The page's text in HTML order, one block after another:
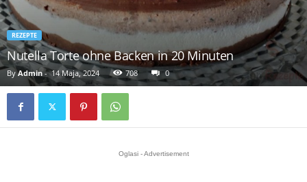
REZEPTE
Nutella Torte ohne Backen in 20 Minuten
By Admin- 14 Maja, 2024 708 0
Oglasi - Advertisement